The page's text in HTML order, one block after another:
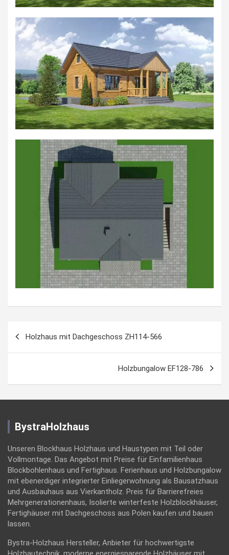
Holzhaus mit Dachgeschoss ZH114-566
Holzbungalow EF128-786
BystraHolzhaus
Unseren Blockhaus Holzhaus und Haustypen mit Teil oder
Vollmontage. Das Angebot mit Preise für Einfamilienhaus
Blockbohlenhaus und Fertighaus. Ferienhaus und Holzbungalow
mit ebenerdiger integrierter Einliegerwohnung als Bausatzhaus
und Ausbauhaus aus Vierkantholz. Preis für Barrierefreies
Mehrgenerationenhaus, Isolierte winterfeste Holzblockhäuser,
Fertighäuser mit Dachgeschoss aus Polen kaufen und bauen
lassen.
Bystra-Holzhaus Hersteller, Anbieter für hochwertigste